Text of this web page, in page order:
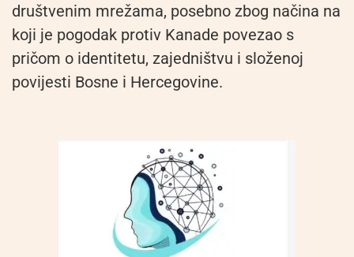
društvenim mrežama, posebno zbog načina na
koji je pogodak protiv Kanade povezao s
pričom o identitetu, zajedništvu i složenoj
povijesti Bosne i Hercegovine.